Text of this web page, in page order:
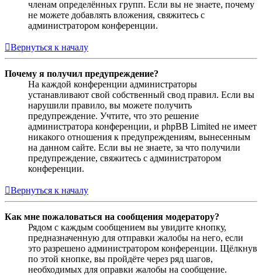
членам определённых групп. Если вы не знаете, почему
не можете добавлять вложения, свяжитесь с
администратором конференции.
Вернуться к началу
Почему я получил предупреждение?
На каждой конференции администраторы
устанавливают свой собственный свод правил. Если вы
нарушили правило, вы можете получить
предупреждение. Учтите, что это решение
администратора конференции, и phpBB Limited не имеет
никакого отношения к предупреждениям, вынесенным
на данном сайте. Если вы не знаете, за что получили
предупреждение, свяжитесь с администратором
конференции.
Вернуться к началу
Как мне пожаловаться на сообщения модератору?
Рядом с каждым сообщением вы увидите кнопку,
предназначенную для отправки жалобы на него, если
это разрешено администратором конференции. Щёлкнув
по этой кнопке, вы пройдёте через ряд шагов,
необходимых для оправки жалобы на сообщение.